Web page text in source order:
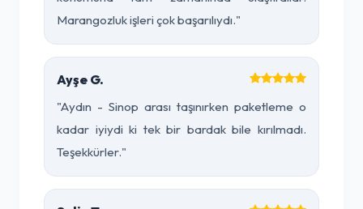
Marangozluk işleri çok başarılıydı."
Ayşe G.
"Aydın - Sinop arası taşınırken paketleme o
kadar iyiydi ki tek bir bardak bile kırılmadı.
Teşekkürler."